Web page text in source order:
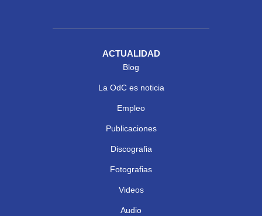
ACTUALIDAD
Blog
La OdC es noticia
Empleo
Publicaciones
Discografia
Fotografias
Videos
Audio